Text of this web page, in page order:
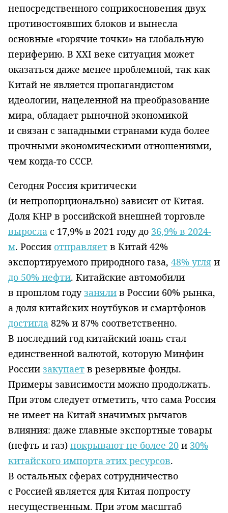
непосредственного соприкосновения двух
противостоявших блоков и вынесла
основные «горячие точки» на глобальную
периферию. В XXI веке ситуация может
оказаться даже менее проблемной, так как
Китай не является пропагандистом
идеологии, нацеленной на преобразование
мира, обладает рыночной экономикой
и связан с западными странами куда более
прочными экономическими отношениями,
чем когда-то СССР.
Сегодня Россия критически
(и непропорционально) зависит от Китая.
Доля КНР в российской внешней торговле
выросла с 17,9% в 2021 году до 36,9% в 2024-
м. Россия отправляет в Китай 42%
экспортируемого природного газа, 48% угля и
до 50% нефти. Китайские автомобили
в прошлом годузаняли в России 60% рынка,
а доля китайских ноутбуков и смартфонов
достигла 82% и 87% соответственно.
В последний год китайский юань стал
единственной валютой, которую Минфин
России закупает в резервные фонды.
Примеры зависимости можно продолжать.
При этом следует отметить, что сама Россия
не имеет на Китай значимых рычагов
влияния: даже главные экспортные товары
(нефть и газ) покрывают не более 20 и 30%
китайского импорта этих ресурсов.
В остальных сферах сотрудничество
с Россией является для Китая попросту
несущественным. При этом масштаб